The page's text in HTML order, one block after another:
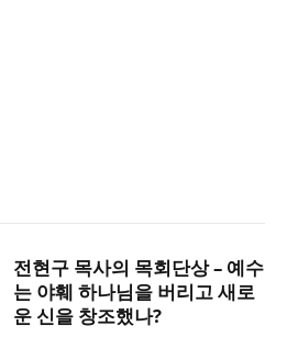
전현구 목사의 목회단상 – 예수
는 야훼 하나님을 버리고 새로
운 신을 창조했나?